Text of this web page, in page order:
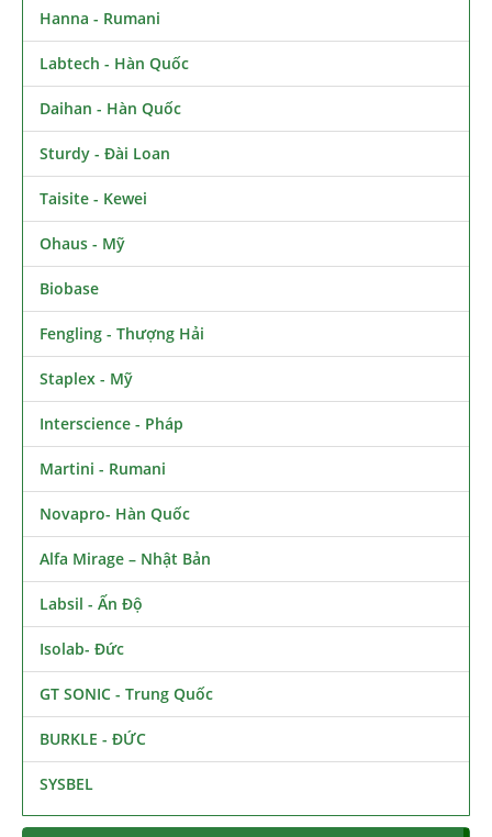
Hanna - Rumani
Labtech - Hàn Quốc
Daihan - Hàn Quốc
Sturdy - Đài Loan
Taisite - Kewei
Ohaus - Mỹ
Biobase
Fengling - Thượng Hải
Staplex - Mỹ
Interscience - Pháp
Martini - Rumani
Novapro- Hàn Quốc
Alfa Mirage – Nhật Bản
Labsil - Ấn Độ
Isolab- Đức
GT SONIC - Trung Quốc
BURKLE - ĐỨC
SYSBEL